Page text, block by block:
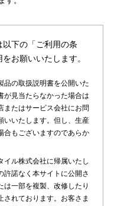
下の「ご利用の条
お願いいたします。
品の取扱説明書を公開いた
が見当たらなかった場合は
またはサービス会社にお問
いいたします。但し、生産
合もございますのであらか
イル株式会社に帰属いたし
許諾なく本サイトに公開さ
一部を複製、改修したり
れております。お客さま